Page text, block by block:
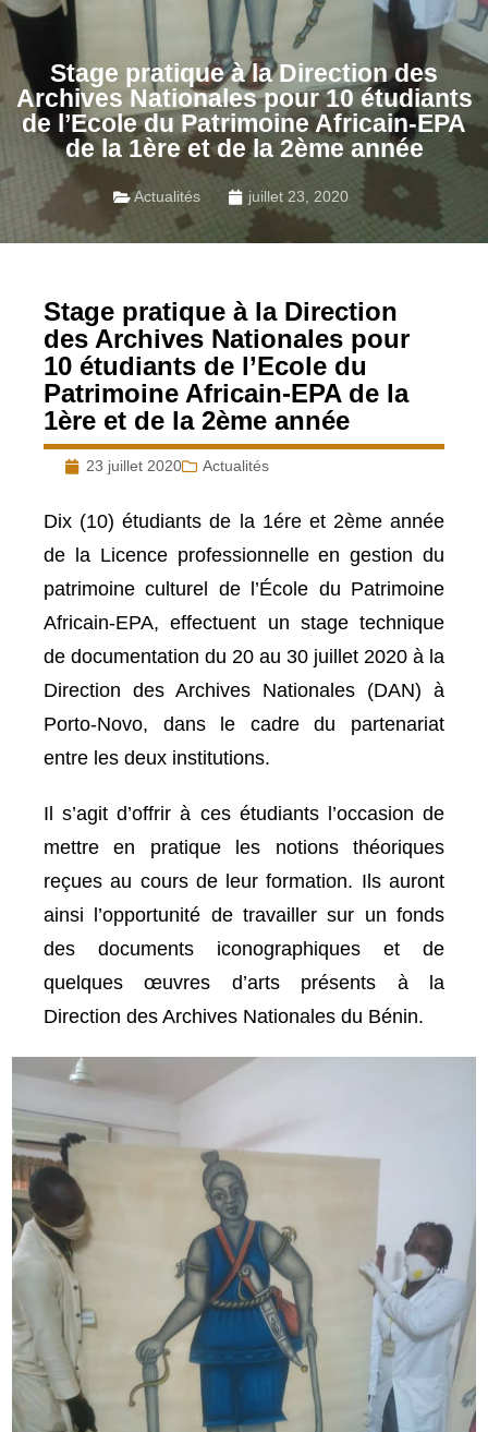
Stage pratique à la Direction des
Archives Nationales pour 10 étudiants
de l’Ecole du Patrimoine Africain-EPA
de la 1ère et de la 2ème année
Actualités juillet 23, 2020
Stage pratique à la Direction
des Archives Nationales pour
10 étudiants de l’Ecole du
Patrimoine Africain-EPA de la
1ère et de la 2ème année
23 juillet 2020 Actualités
Dix (10) étudiants de la 1ére et 2ème année
de la Licence professionnelle en gestion du
patrimoine culturel de l’École du Patrimoine
Africain-EPA, effectuent un stage technique
de documentation du 20 au 30 juillet 2020 à la
Direction des Archives Nationales (DAN) à
Porto-Novo, dans le cadre du partenariat
entre les deux institutions.
Il s’agit d’offrir à ces étudiants l’occasion de
mettre en pratique les notions théoriques
reçues au cours de leur formation. Ils auront
ainsi l’opportunité de travailler sur un fonds
des documents iconographiques et de
quelques œuvres d’arts présents à la
Direction des Archives Nationales du Bénin.